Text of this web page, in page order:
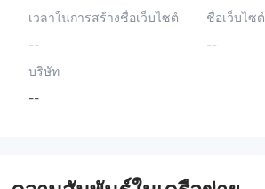
เวลาในการสร้างชื่อเว็บไซต์
--
ชื่อเว็บไซต์
--
บริษัท
--